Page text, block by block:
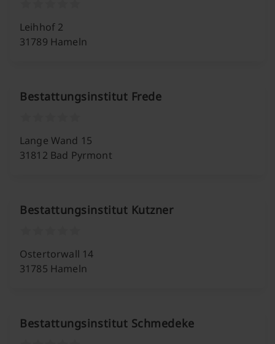
Leihhof 2
31789 Hameln
Bestattungsinstitut Frede
Lange Wand 15
31812 Bad Pyrmont
Bestattungsinstitut Kutzner
Ostertorwall 14
31785 Hameln
Bestattungsinstitut Schmedeke